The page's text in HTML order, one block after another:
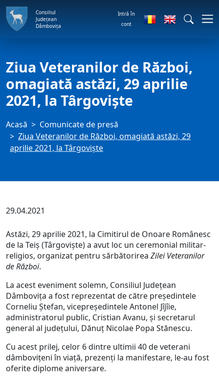
Consiliul
Județean
Dâmbovița
Intră în
cont
Ziua Veteranilor de Război,
omagiată astăzi, 29 aprilie
2021, la Târgoviște
Acasă
Comunicate de presă
Ziua Veteranilor de Război, omagiată astăzi, 29
aprilie 2021, la Târgoviște
29.04.2021
Astăzi, 29 aprilie 2021, la Cimitirul de Onoare Românesc
de la Teiș (Târgoviște) a avut loc un ceremonial militar-
religios, organizat pentru sărbătorirea Zilei Veteranilor
de Război.
La acest eveniment solemn, Consiliul Județean
Dâmbovița a fost reprezentat de către președintele
Corneliu Ștefan, vicepreședintele Antonel Jîjîie,
administratorul public, Cristian Avanu, și secretarul
general al județului, Dănuț Nicolae Popa Stănescu.
Cu acest prilej, celor 6 dintre ultimii 40 de veterani
dâmbovițeni în viață, prezenți la manifestare, le-au fost
oferite diplome aniversare.